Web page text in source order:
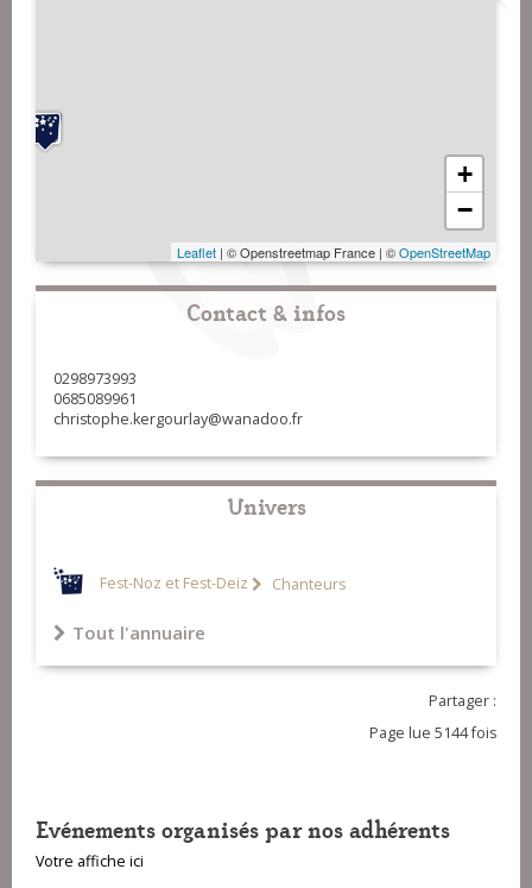
+
−
Leaflet | © Openstreetmap France | ©OpenStreetMap
Contact & infos
0298973993
0685089961
christophe.kergourlay@wanadoo.fr
Univers
Fest-Noz et Fest-Deiz Chanteurs
Tout l'annuaire
Partager :
Page lue 5144 fois
Evénements organisés par nos adhérents
Votre affiche ici